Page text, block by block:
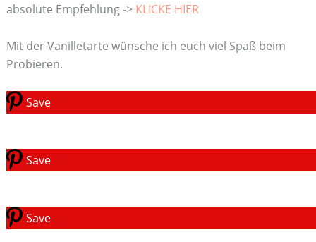
absolute Empfehlung -> KLICKE HIER
Mit der Vanilletarte wünsche ich euch viel Spaß beim
Probieren.
Save
Save
Save